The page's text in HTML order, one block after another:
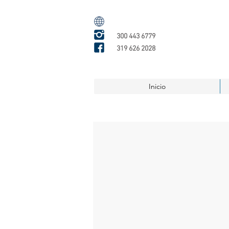
300 443 6779
319 626 2028
Inicio